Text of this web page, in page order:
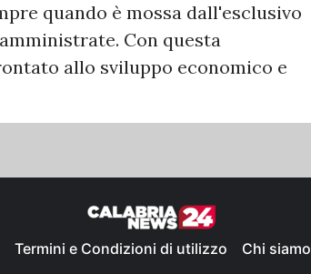
quando è mossa dall'esclusivo
Con questa
allo sviluppo economico e
Termini e Condizioni di utilizzo Chi siamo